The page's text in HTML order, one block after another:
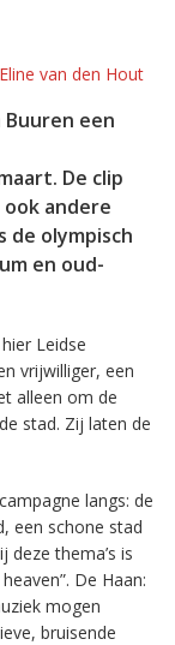
Eline van den Hout
een
De clip
ook andere
de olympisch
en oud-
Leidse
vrijwilliger, een
alleen om de
stad. Zij laten de
langs: de
een schone stad
deze thema’s is
De Haan:
mogen
bruisende